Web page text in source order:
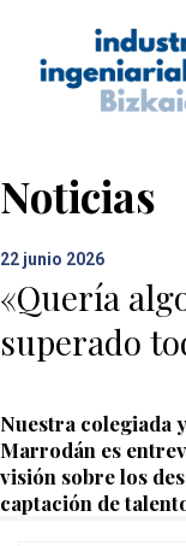
Noticias
22 junio 2026
«Quería
superado
Nuestra colegiada
Marrodán es
visión sobre los
captación de